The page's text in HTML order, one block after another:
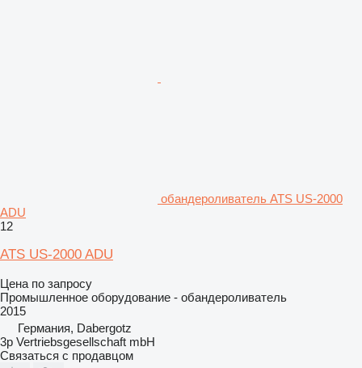
обандероливатель ATS US-2000
ADU
12
ATS US-2000 ADU
Цена по запросу
Промышленное оборудование - обандероливатель
2015
Германия, Dabergotz
3p Vertriebsgesellschaft mbH
Связаться с продавцом